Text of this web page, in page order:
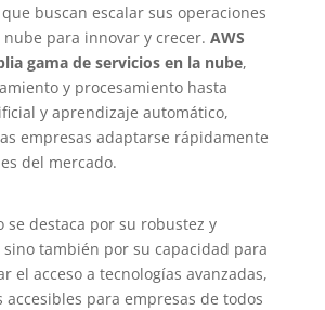
buscan escalar sus operaciones
para innovar y crecer. AWS
gama de servicios en la nube,
y procesamiento hasta
y aprendizaje automático,
empresas adaptarse rápidamente
del mercado.
se destaca por su robustez y
también por su capacidad para
el acceso a tecnologías avanzadas,
accesibles para empresas de todos